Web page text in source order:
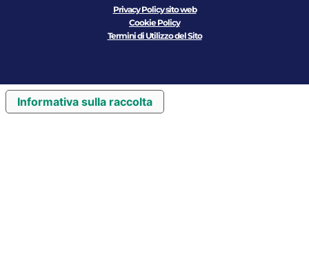
Privacy Policy sito web
Cookie Policy
Termini di Utilizzo del Sito
Informativa sulla raccolta